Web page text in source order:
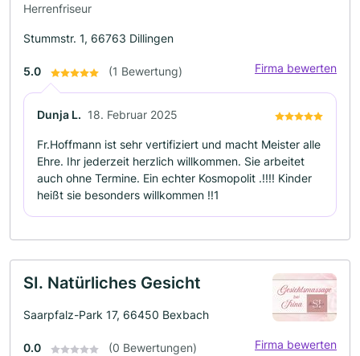
Herrenfriseur
Stummstr. 1, 66763 Dillingen
5.0 (1 Bewertung) Firma bewerten
Dunja L. 18. Februar 2025
Fr.Hoffmann ist sehr vertifiziert und macht Meister alle
Ehre. Ihr jederzeit herzlich willkommen. Sie arbeitet
auch ohne Termine. Ein echter Kosmopolit .!!!! Kinder
heißt sie besonders willkommen !!1
SI. Natürliches Gesicht
Saarpfalz-Park 17, 66450 Bexbach
0.0 (0 Bewertungen) Firma bewerten